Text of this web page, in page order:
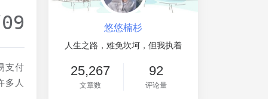
支付
多人
悠悠楠杉
人生之路，难免坎坷，但我执着
25,267
文章数
92
评论量